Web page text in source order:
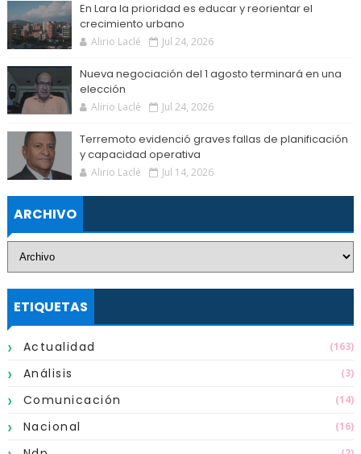
En Lara la prioridad es educar y reorientar el
crecimiento urbano
Alirio Laclé Jul 24, 2026
Nueva negociación del 1 agosto terminará en una
elección
Alirio Laclé Jul 24, 2026
Terremoto evidenció graves fallas de planificación
y capacidad operativa
Alirio Laclé Jul 14, 2026
ARCHIVO
ETIQUETAS
Actualidad (163)
Análisis (3)
Comunicación (14)
Nacional (16)